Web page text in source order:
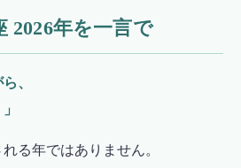
2026年を一言で
、
る年ではありません。